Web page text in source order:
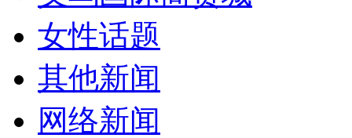
女性话题
其他新闻
网络新闻